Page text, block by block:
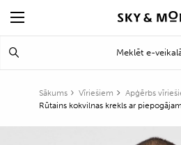
Sākums Vīriešiem Apģērbs
Rūtains kokvilnas krekls ar